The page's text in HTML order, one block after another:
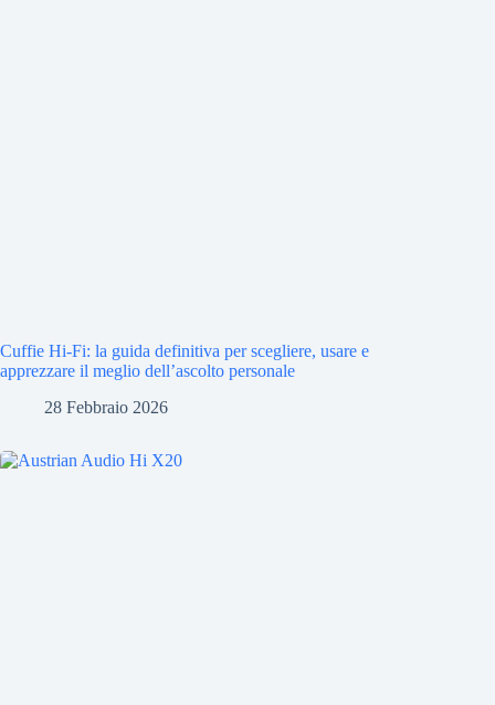
Cuffie Hi-Fi: la guida definitiva per scegliere, usare e
apprezzare il meglio dell’ascolto personale
28 Febbraio 2026